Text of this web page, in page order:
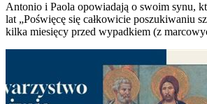
Antonio i Paola opowiadają o swoim synu,
lat „Poświęcę się całkowicie poszukiwaniu
kilka miesięcy przed wypadkiem (z